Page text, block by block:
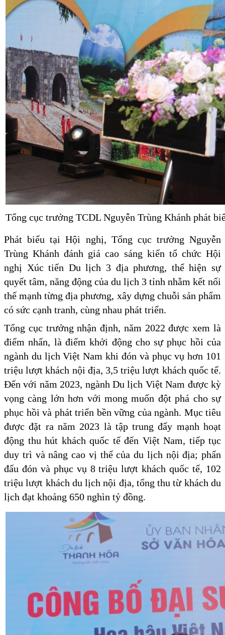
Tổng cục trưởng TCDL Nguyễn Trùng Khánh phát
Phát biểu tại Hội nghị, Tổng cục trưởng Nguyễn
Trùng Khánh đánh giá cao sáng kiến tổ chức Hội
nghị Xúc tiến Du lịch 3 địa phương, thể hiện sự
quyết tâm, năng động của du lịch 3 tỉnh nhằm kết nối
thế mạnh từng địa phương, xây dựng chuỗi sản phẩm
có sức cạnh tranh, cùng nhau phát triển.
Tổng cục trưởng nhận định, năm 2022 được xem là
điểm nhấn, là điểm khởi động cho sự phục hồi của
ngành du lịch Việt Nam khi đón và phục vụ hơn 101
triệu lượt khách nội địa, 3,5 triệu lượt khách quốc tế.
Đến với năm 2023, ngành Du lịch Việt Nam được kỳ
vọng càng lớn hơn với mong muốn đột phá cho sự
phục hồi và phát triển bền vững của ngành. Mục tiêu
được đặt ra năm 2023 là tập trung đẩy mạnh hoạt
động thu hút khách quốc tế đến Việt Nam, tiếp tục
duy trì và nâng cao vị thế của du lịch nội địa; phấn
đấu đón và phục vụ 8 triệu lượt khách quốc tế, 102
triệu lượt khách du lịch nội địa, tổng thu từ khách du
lịch đạt khoảng 650 nghìn tỷ đồng.